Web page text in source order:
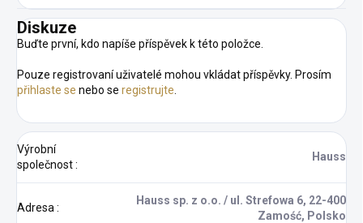
Diskuze
Buďte první, kdo napíše příspěvek k této položce.
Pouze registrovaní uživatelé mohou vkládat příspěvky. Prosím
přihlaste se nebo se registrujte
Výrobní
společnost:
Hauss
Adresa :
Hauss sp. z o.o. / ul. Strefowa 6, 22-400
Zamość, Polsko